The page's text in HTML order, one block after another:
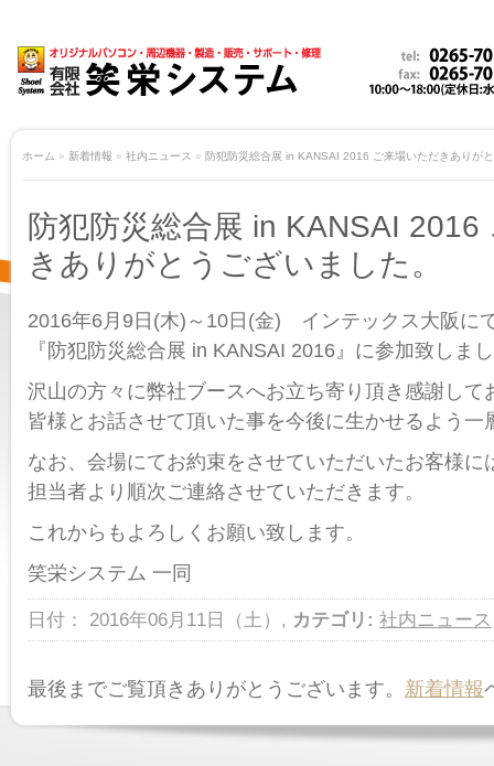
ホーム » 新着情報 » 社内ニュース » 防犯防災総合展 in KANSAI 2016 ご来場いただきありが
防犯防災総合展 in KANSAI 2016
きありがとうございました。
2016年6月9日(木)～10日(金) インテックス大阪に
『防犯防災総合展 in KANSAI 2016』に参加致しま
沢山の方々に弊社ブースへお立ち寄り頂き感謝して
皆様とお話させて頂いた事を今後に生かせるよう一
なお、会場にてお約束をさせていただいたお客様に
担当者より順次ご連絡させていただきます。
これからもよろしくお願い致します。
笑栄システム 一同
日付： 2016年06月11日（土）, カテゴリ: 社内ニュース
最後までご覧頂きありがとうございます。 新着情報